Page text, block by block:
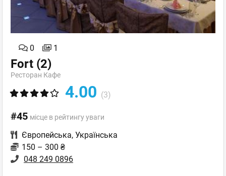
0 1
Fort (2)
Ресторан Кафе
4.00 (3)
#45 місце в рейтингу уваги
Європейська, Українська
150 – 300 ₴
048 249 0896